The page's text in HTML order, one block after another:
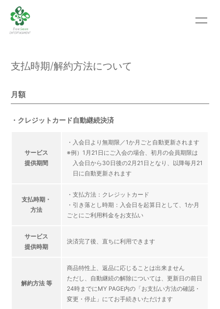
SCHEDULE PROFILE
VIDEO
MOVIE BLOG
CONTACT
ABOUT US
会員登録 ログイン
支払時期/解約方法について
月額
・クレジットカード自動継続決済
サービス
提供期間
・入会日より無期限／1か月ごと自動更新されます
※例）1月21日にご入会の場合、初月の会員期限は
入会日から30日後の2月21日となり、以降毎月21
日に自動更新されます
支払時期・
方法
・支払方法：クレジットカード
・引き落とし時期：入会日を起算日として、1か月
ごとにご利用料金をお支払い
サービス
提供時期
決済完了後、直ちに利用できます
解約方法 等
商品特性上、返品に応じることは出来ません
ただし、自動継続の解除については、更新日の前日
24時までにMY PAGE内の「お支払い方法の確認・
変更・停止」にてお手続きいただけます